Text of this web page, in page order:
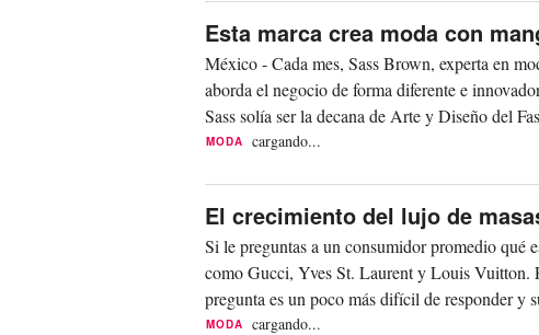
Esta marca crea moda con
México - Cada mes, Sass Brown, experta en
aborda el negocio de forma diferente e
Sass solía ser la decana de Arte y Diseño del
MODA cargando...
El crecimiento del lujo de
Si le preguntas a un consumidor promedio qué
como Gucci, Yves St. Laurent y Louis Vuitton.
pregunta es un poco más difícil de responder y
MODA cargando...